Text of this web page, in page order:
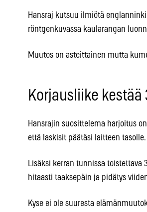
Hansraj kutsuu ilmiötä
röntgenkuvassa kaularangan
Muutos on asteittainen mutta
Korjausliike
Hansrajin suosittelema harjoitus
että laskisit päätäsi laitteen tasolle.
Lisäksi kerran tunnissa
hitaasti taaksepäin ja pidätys
Kyse ei ole suuresta